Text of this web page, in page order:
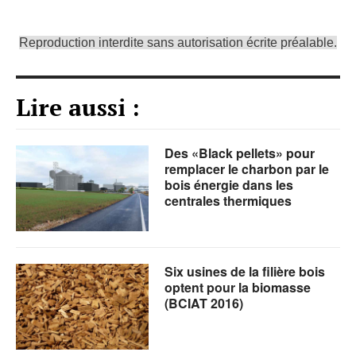
Reproduction interdite sans autorisation écrite préalable.
Lire aussi :
Des «Black pellets» pour
remplacer le charbon par le
bois énergie dans les
centrales thermiques
Six usines de la filière bois
optent pour la biomasse
(BCIAT 2016)